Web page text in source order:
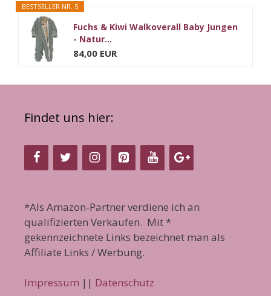
BESTSELLER NR. 5
Fuchs & Kiwi Walkoverall Baby Jungen
- Natur...
84,00 EUR
Findet uns hier:
*Als Amazon-Partner verdiene ich an
qualifizierten Verkäufen. Mit *
gekennzeichnete Links bezeichnet man als
Affiliate Links / Werbung.
Impressum || Datenschutz